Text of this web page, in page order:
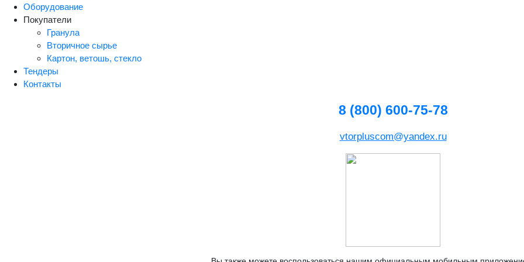
Оборудование
Покупатели
Гранула
Вторичное сырье
Картон, ветошь, стекло
Тендеры
Контакты
8 (800) 600-75-78
vtorpluscom@yandex.ru